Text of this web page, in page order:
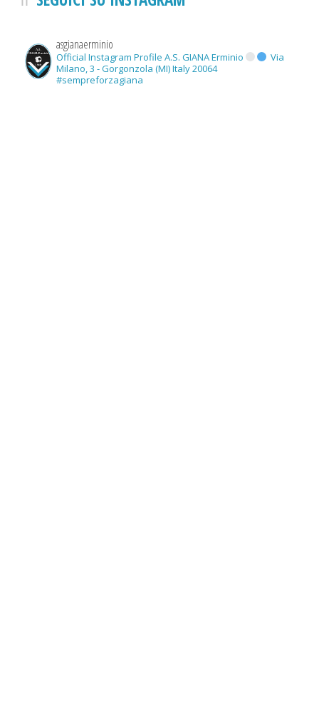
asgianaerminio
Official Instagram Profile A.S. GIANA Erminio
Via
Milano, 3 - Gorgonzola (MI) Italy 20064
#sempreforzagiana